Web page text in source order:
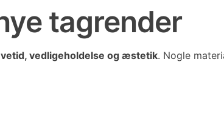
tagrender
vedligeholdelse og æstetik. Nogle